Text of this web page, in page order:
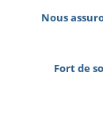
Nous
Fort de